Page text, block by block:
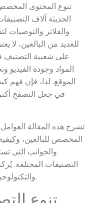
تنوع المحتوى
والفلاتر والتوصيات
للعديد من البالغين، لا
على شعبية
المواد وجودة الفيديو
الموقع. لذا، فإن فهم
في جعل التصفح
تشرح هذه المقالة
المخصص للبالغين،
والجوانب التي
التصنيفات المختلفة.
والتكنولوجيا، والتنظيم، وتجربة التصفح.